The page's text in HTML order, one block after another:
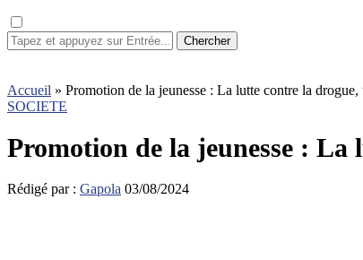
Chercher
Accueil » Promotion de la jeunesse : La lutte contre la
SOCIETE
Promotion de la jeunesse : La
Rédigé par : Gapola 03/08/2024